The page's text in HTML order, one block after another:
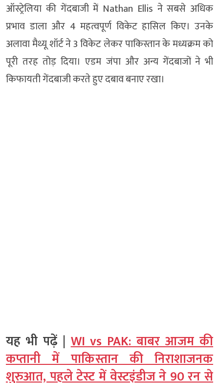
ऑस्ट्रेलिया की गेंदबाजी में Nathan Ellis ने सबसे अधिक
प्रभाव डाला और 4 महत्वपूर्ण विकेट हासिल किए। उनके
अलावा मैथ्यू शॉर्ट ने 3 विकेट लेकर पाकिस्तान के मध्यक्रम को
पूरी तरह तोड़ दिया। एडम जंपा और अन्य गेंदबाजों ने भी
किफायती गेंदबाजी करते हुए दबाव बनाए रखा।
यह भी पढ़ें |WI vs PAK: बाबर आजम की
कप्तानी में पाकिस्तान की निराशाजनक
शुरुआत, पहले टेस्ट में वेस्टइंडीज ने 90 रन से